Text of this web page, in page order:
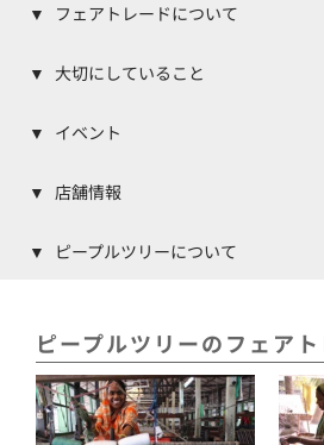
フェアトレードについて
大切にしていること
イベント
店舗情報
ピープルツリーについて
ピープルツリーのフェア